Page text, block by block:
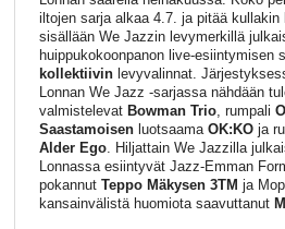
iltojen sarja alkaa 4.7. ja pitää kullakin
sisällään WeJazzin levymerkillä
huippukokoonpanon live-esiintymisen
kollektiivinlevyvalinnat.
Lonnan We Jazz -sarjassa nähdään
valmistelevat Bowman Trio, rumpali
Saastamoisenluotsaama OK:KO ja
Alder Ego. Hiljattain WeJazzilla
Lonnassa esiintyvät Jazz-Emman
pokannut Teppo Mäkysen 3TM ja
kansainvälistä huomiota saavuttanut